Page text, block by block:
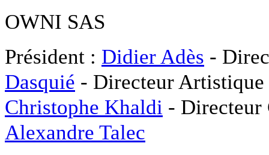
OWNI SAS
Président : Didier Adès -
Dasquié - Directeur
Christophe Khaldi -
Alexandre Talec